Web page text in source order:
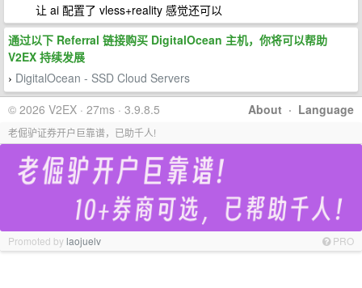
让 ai 配置了 vless+reality 感觉还可以
通过以下 Referral 链接购买 DigitalOcean 主机，你将可以帮助
V2EX 持续发展
› DigitalOcean - SSD Cloud Servers
About · Language
© 2026 V2EX · 27ms · 3.9.8.5
老倔驴证券开户巨靠谱，已助千人!
Promoted bylaojuelv PRO